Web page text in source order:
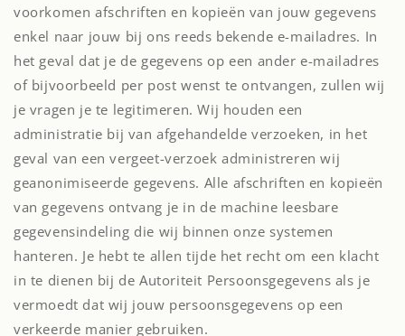
voorkomen afschriften en kopieën van jouw gegevens
enkel naar jouw bij ons reeds bekende e-mailadres. In
het geval dat je de gegevens op een ander e-mailadres
of bijvoorbeeld per post wenst te ontvangen, zullen wij
je vragen je te legitimeren. Wij houden een
administratie bij van afgehandelde verzoeken, in het
geval van een vergeet-verzoek administreren wij
geanonimiseerde gegevens. Alle afschriften en kopieën
van gegevens ontvang je in de machine leesbare
gegevensindeling die wij binnen onze systemen
hanteren. Je hebt te allen tijde het recht om een klacht
in te dienen bij de Autoriteit Persoonsgegevens als je
vermoedt dat wij jouw persoonsgegevens op een
verkeerde manier gebruiken.